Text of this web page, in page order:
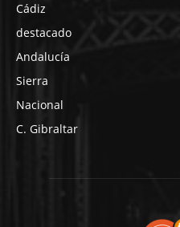
Cádiz
destacado
Andalucía
Sierra
Nacional
C. Gibraltar